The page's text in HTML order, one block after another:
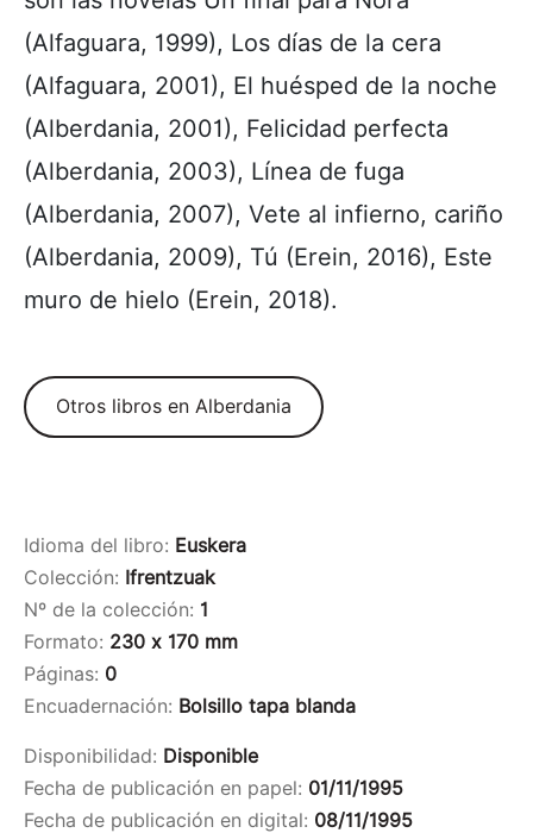
(Alfaguara, 1999), Los días de la cera
(Alfaguara, 2001), El huésped de la noche
(Alberdania, 2001), Felicidad perfecta
(Alberdania, 2003), Línea de fuga
(Alberdania, 2007), Vete al infierno, cariño
(Alberdania, 2009), Tú (Erein, 2016), Este
muro de hielo (Erein, 2018).
Otros libros en Alberdania
Idioma del libro: Euskera
Colección: Ifrentzuak
Nº de la colección: 1
Formato: 230 x 170 mm
Páginas: 0
Encuadernación: Bolsillo tapa blanda
Disponibilidad: Disponible
Fecha de publicación en papel: 01/11/1995
Fecha de publicación en digital: 08/11/1995